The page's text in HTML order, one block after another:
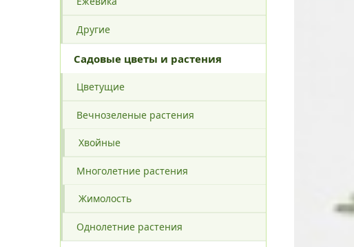
Другие
Садовые цветы и растения
Цветущие
Вечнозеленые растения
Хвойные
Многолетние растения
Жимолость
Однолетние растения